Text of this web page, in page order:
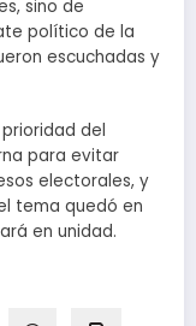
sino de
político de la
escuchadas y
del
para evitar
electorales, y
tema quedó en
en unidad.